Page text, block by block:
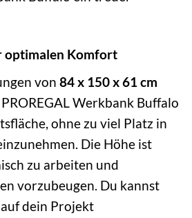
optimalen Komfort
von 84 x 150 x 61 cm
Werkbank Buffalo
ohne zu viel Platz in
Die Höhe ist
zu arbeiten und
vorzubeugen. Du kannst
dein Projekt